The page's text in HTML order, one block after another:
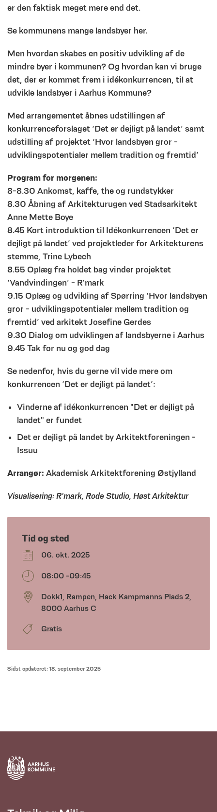
er den faktisk meget mere end det.
Se kommunens mange landsbyer her.
Men hvordan skabes en positiv udvikling af de
mindre byer i kommunen? Og hvordan kan vi bruge
det, der er kommet frem i idékonkurrencen, til at
udvikle landsbyer i Aarhus Kommune?
Med arrangementet åbnes udstillingen af
konkurrenceforslaget ‘Det er dejligt på landet’ samt
udstilling af projektet ‘Hvor landsbyen gror -
udviklingspotentialer mellem tradition og fremtid’
Program for morgenen:
8-8.30 Ankomst, kaffe, the og rundstykker
8.30 Åbning af Arkitekturugen ved Stadsarkitekt
Anne Mette Boye
8.45 Kort introduktion til Idékonkurrencen ‘Det er
dejligt på landet’ ved projektleder for Arkitekturens
stemme, Trine Lybech
8.55 Oplæg fra holdet bag vinder projektet
‘Vandvindingen’ - R’mark
9.15 Oplæg og udvikling af Spørring ‘Hvor landsbyen
gror - udviklingspotentialer mellem tradition og
fremtid’ ved arkitekt Josefine Gerdes
9.30 Dialog om udviklingen af landsbyerne i Aarhus
9.45 Tak for nu og god dag
Se nedenfor, hvis du gerne vil vide mere om
konkurrencen ‘Det er dejligt på landet’:
Vinderne af idékonkurrencen "Det er dejligt på
landet" er fundet
Det er dejligt på landet by Arkitektforeningen -
Issuu
Arrangør: Akademisk Arkitektforening Østjylland
Visualisering: R'mark, Rode Studio, Høst Arkitektur
Tid og sted
06. okt. 2025
08:00 -09:45
Dokk1, Rampen, Hack Kampmanns Plads 2,
8000 Aarhus C
Gratis
Sidst opdateret: 18. september 2025